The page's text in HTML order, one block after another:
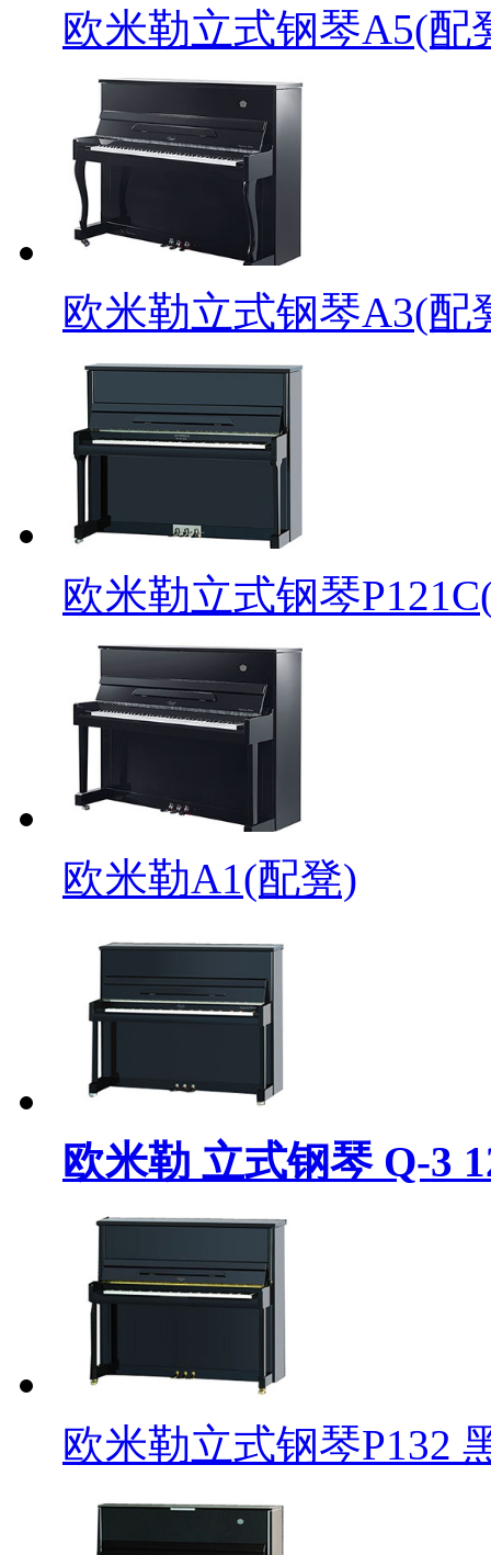
欧米勒立式钢琴A5(配
欧米勒立式钢琴A3(配
欧米勒立式钢琴
欧米勒A1(配凳)
欧米勒 立式钢琴 Q-3
欧米勒立式钢琴P132